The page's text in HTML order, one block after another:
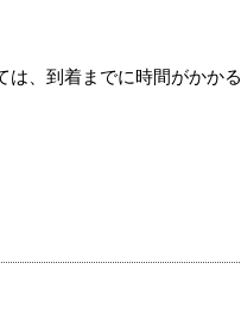
は、到着までに時間がかかる